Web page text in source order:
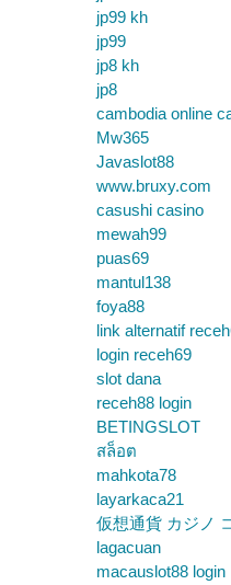
jp99 kh
jp99
jp8 kh
jp8
cambodia online
Mw365
Javaslot88
www.bruxy.com
casushi casino
mewah99
puas69
mantul138
foya88
link alternatif
login receh69
slot dana
receh88 login
BETINGSLOT
สล็อต
mahkota78
layarkaca21
仮想通貨 カジノ
lagacuan
macauslot88 login